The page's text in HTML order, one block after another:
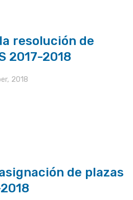
resolución de
2017-2018
2018
de plazas